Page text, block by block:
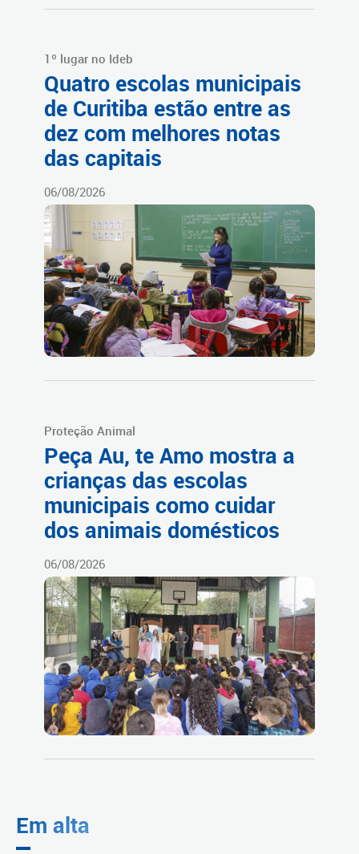
1º lugar no Ideb
Quatro escolas municipais
de Curitiba estão entre as
dez com melhores notas
das capitais
06/08/2026
Proteção Animal
Peça Au, te Amo mostra a
crianças das escolas
municipais como cuidar
dos animais domésticos
06/08/2026
Em alta